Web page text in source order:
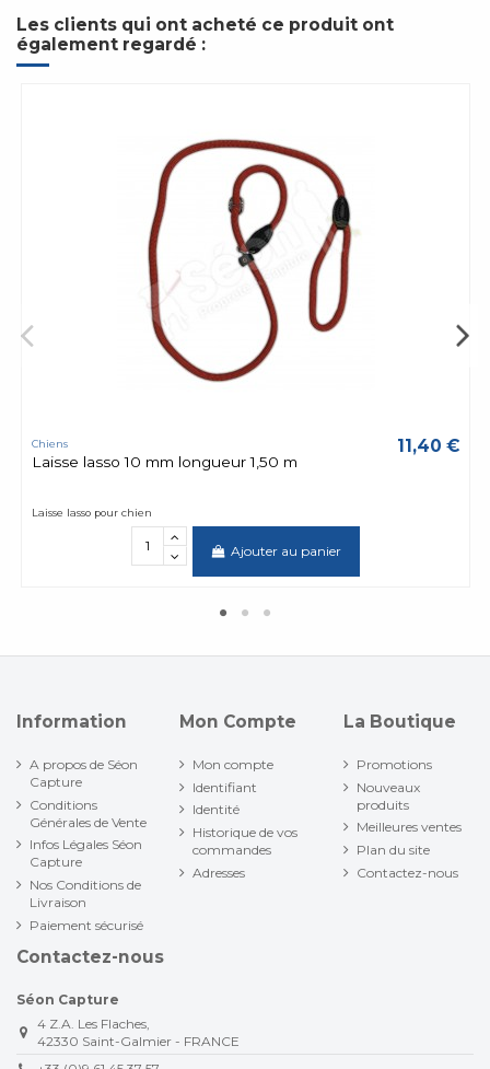
Les clients qui ont acheté ce produit ont
également regardé :
Chiens
Laisse lasso 10 mm longueur 1,50 m
11,40 €
Laisse lasso pour chien
Ajouter au panier
Information
A propos de Séon
Capture
Conditions
Générales de Vente
Infos Légales Séon
Capture
Nos Conditions de
Livraison
Paiement sécurisé
Mon Compte
Mon compte
Identifiant
Identité
Historique de vos
commandes
Adresses
La Boutique
Promotions
Nouveaux
produits
Meilleures ventes
Plan du site
Contactez-nous
Contactez-nous
Séon Capture
4 Z.A. Les Flaches,
42330 Saint-Galmier - FRANCE